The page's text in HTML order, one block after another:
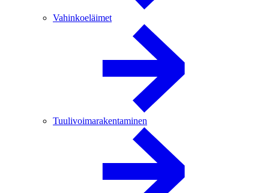
Vahinkoeläimet
Tuulivoimarakentaminen